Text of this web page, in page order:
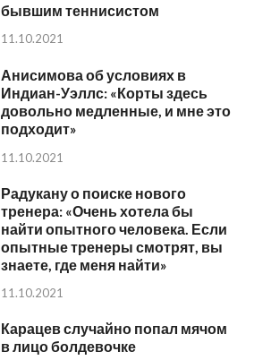
бывшим теннисистом
11.10.2021
Анисимова об условиях в
Индиан-Уэллс: «Корты здесь
довольно медленные, и мне это
подходит»
11.10.2021
Радукану о поиске нового
тренера: «Очень хотела бы
найти опытного человека. Если
опытные тренеры смотрят, вы
знаете, где меня найти»
11.10.2021
Карацев случайно попал мячом
в лицо болдевочке